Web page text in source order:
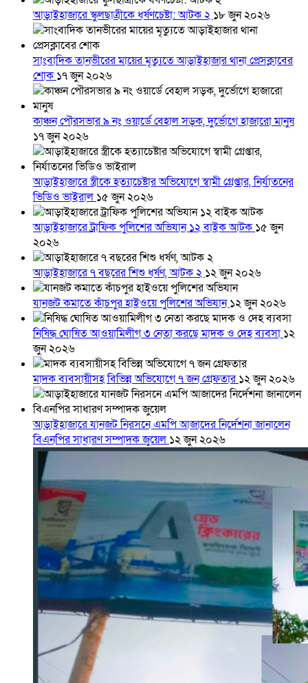
আড়াইহাজারে স্কুলছাত্রীকে ধর্ষণচেষ্টা: আটক ২ ১৮ জুন ২০২৬
সাংবাদিক তানভীরের মায়ের মৃত্যুতে আড়াইহাজার থানা প্রেসক্লাবের
শোক ১৭ জুন ২০২৬
কাঞ্চন পৌরসভার ৯ নং ওয়ার্ডে বেহাল সড়ক, দুর্ভোগে হাজারো মানুষ
১৭ জুন ২০২৬
আড়াইহাজারে স্ত্রীকে হত্যাচেষ্টার অভিযোগে স্বামী গ্রেপ্তার, নির্যাতনের
ভিডিও ভাইরাল ১৫ জুন ২০২৬
আড়াইহাজারে ট্রাফিক পুলিশের অভিযান ১২ বাইক আটক ১৫ জুন
২০২৬
আড়াইহাজারে ৭ বছরের শিশু ধর্ষণ, আটক ২ ১২ জুন ২০২৬
যানজট কমাতে কাঁচপুর হাইওয়ে পুলিশের অভিযান১২ জুন ২০২৬
নিষিদ্ধ ঘোষিত আওয়ামিলীগ ৩ নেতা করছে মাদক ও দেহ ব্যবসা ১২
জুন ২০২৬
মাদক ব্যবসায়ীসহ বিভিন্ন অভিযোগে ৭ জন গ্রেফতার১২ জুন ২০২৬
আড়াইহাজারে যানজট নিরসনে এমপি আজাদের নির্দেশনা জানালেন
বিএনপির সাধারণ সম্পাদক জুয়েল ১২ জুন ২০২৬